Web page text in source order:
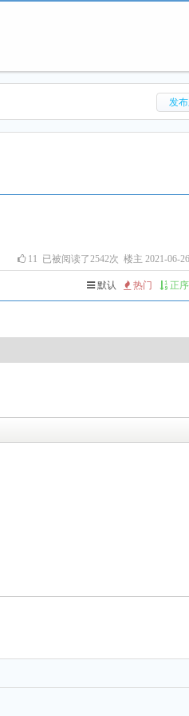
发
11 已被阅读了2542次 楼主 2021-06-
默认 热门 正序